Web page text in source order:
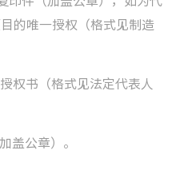
的唯一授权（格式见制造
权书（格式见法定代表人
盖公章）。